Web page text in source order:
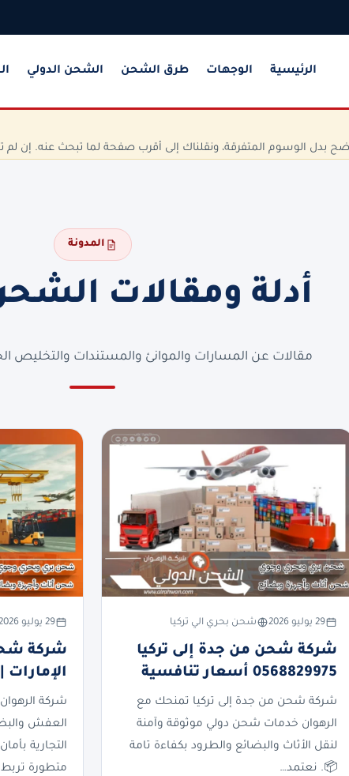
الرئيسية الوجهات طرق الشحن الشحن الدولي
بدل الوسوم المتفرقة، ونقلناك إلى أقرب صفحة لما تبحث عنه. إن لم
المدونة
أدلة ومقالات
مقالات عن المسارات والموانئ والمستندات والتخليص
29 يوليو 2026 شحن بحري الي تركيا
شركة شحن من جدة إلى تركيا
0568829975 أسعار تنافسية
شركة شحن من جدة إلى تركيا تمنحك مع
الرهوان خدمات شحن دولي موثوقة وآمنة
لنقل الأثاث والبضائع والطرود بكفاءة تامة
📦. نعتمد…
29 يوليو 2026
شركة
الإمارات | 0568829975
شركة
العفش
التجارية
متطورة تربط